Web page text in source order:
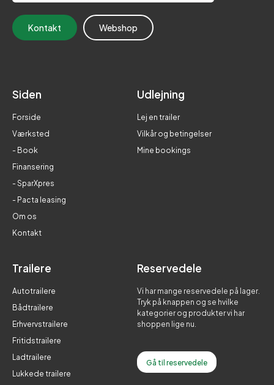
Kontakt Webshop
Siden
Forside
Værksted
- Book
Finansering
- SparXpres
- Pacta leasing
Om os
Kontakt
Udlejning
Lej en trailer
Vilkår og betingelser
Mine bookings
Trailere
Autotrailere
Bådtrailere
Erhvervstrailere
Fritidstrailere
Ladtrailere
Lukkede trailere
Reservedele
Vi har mange reservedele på lager.
Tryk på knappen og se hvilke
kategorier og produkter vi har
shoppen lige nu.
Gå til reservedele